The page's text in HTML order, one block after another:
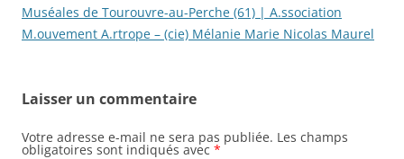
Muséales de Tourouvre-au-Perche (61) | A.ssociation
M.ouvement A.rtrope – (cie) Mélanie Marie Nicolas Maurel
Laisser un commentaire
Votre adresse e-mail ne sera pas publiée. Les champs
obligatoires sont indiqués avec *